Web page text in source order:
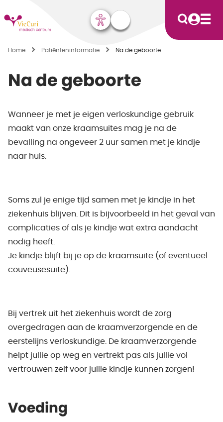
Home Patiënten­informatie Na de geboorte
Na de geboorte
Wanneer je met je eigen verloskundige gebruik
maakt van onze kraamsuites mag je na de
bevalling na ongeveer 2 uur samen met je kindje
naar huis.
Soms zul je enige tijd samen met je kindje in het
ziekenhuis blijven. Dit is bijvoorbeeld in het geval van
complicaties of als je kindje wat extra aandacht
nodig heeft.
Je kindje blijft bij je op de kraamsuite (of eventueel
couveusesuite).
Bij vertrek uit het ziekenhuis wordt de zorg
overgedragen aan de kraamverzorgende en de
eerstelijns verloskundige. De kraamverzorgende
helpt jullie op weg en vertrekt pas als jullie vol
vertrouwen zelf voor jullie kindje kunnen zorgen!
Voeding